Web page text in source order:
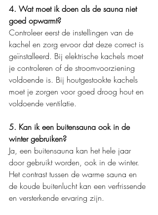
4. Wat moet ik doen als de sauna niet
goed opwarmt?
Controleer eerst de instellingen van de
kachel en zorg ervoor dat deze correct is
geïnstalleerd. Bij elektrische kachels moet
je controleren of de stroomvoorziening
voldoende is. Bij houtgestookte kachels
moet je zorgen voor goed droog hout en
voldoende ventilatie.
5. Kan ik een buitensauna ook in de
winter gebruiken?
Ja, een buitensauna kan het hele jaar
door gebruikt worden, ook in de winter.
Het contrast tussen de warme sauna en
de koude buitenlucht kan een verfrissende
en versterkende ervaring zijn.